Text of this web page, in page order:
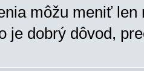
môžu meniť
je dobrý dôvod,